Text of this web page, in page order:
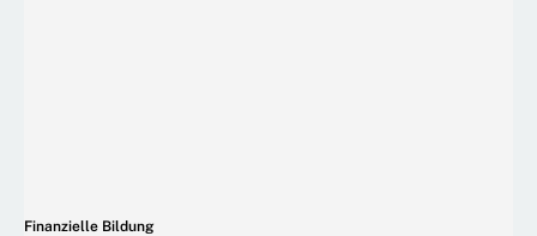
Finanzielle Bildung